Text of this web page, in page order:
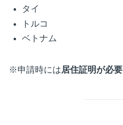
タイ
トルコ
ベトナム
※申請時には居住証明が必要